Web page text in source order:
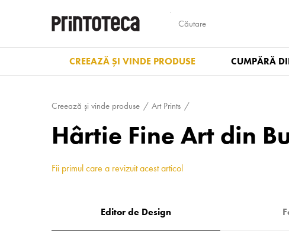
CREEAZĂ ȘI VINDE PRODUSE CUMPĂRĂ
Creează și vinde produse Art Prints
Hârtie Fine Art din
Fii primul care a revizuit acest articol
Editor de Design